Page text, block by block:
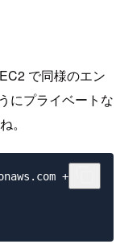
で同様のエン
にプライベートな
。
+short